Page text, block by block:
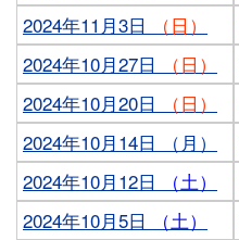
2024年11月3日
（日）
2024年10月27日
（日）
2024年10月20日
（日）
2024年10月14日 （月）
2024年10月12日
（土）
2024年10月5日
（土）